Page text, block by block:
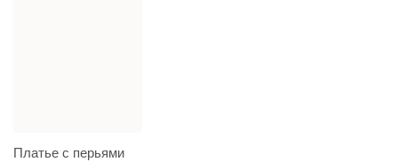
Платье с перьями